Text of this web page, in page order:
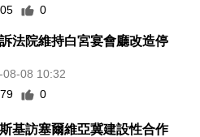
0
法院維持白宮宴會廳改造停
08-08 10:32
0
基訪塞爾維亞冀建設性合作